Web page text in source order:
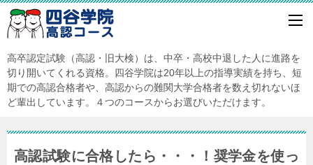
高卒認定試験（高認・旧大検）は、中卒・高校中退した人に進路を
切り開いてくれる資格。四谷学院は20年以上の指導実績を持ち、短
期での高認合格者や、高認からの難関大学合格者を数え切れないほ
ど輩出しています。４つのコースからお選びいただけます。
高認試験に合格したら・・・！奨学金を使っ